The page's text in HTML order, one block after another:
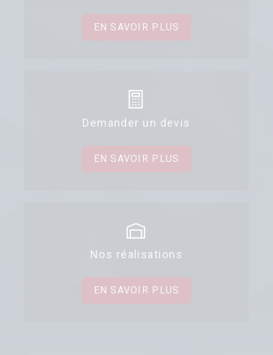
EN SAVOIR PLUS
Demander un devis
EN SAVOIR PLUS
Nos réalisations
EN SAVOIR PLUS